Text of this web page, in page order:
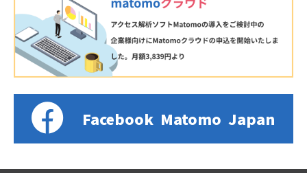
Facebook Matomo Japan